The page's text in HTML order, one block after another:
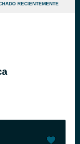
RECIENTEMENTE